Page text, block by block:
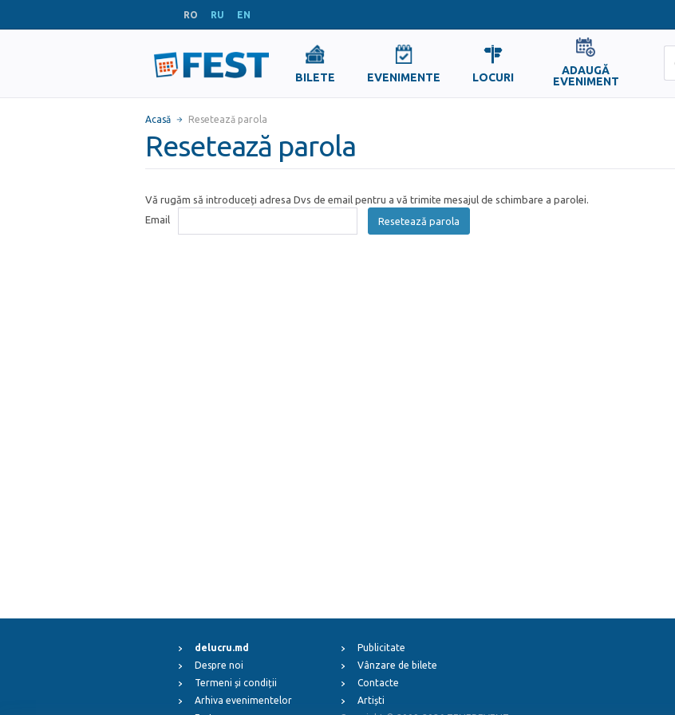
RO RU EN
BILETE EVENIMENTE LOCURI
ADAUGĂ
EVENIMENT
Acasă Resetează parola
Resetează parola
Vă rugăm să introduceți adresa Dvs de email pentru a vă trimite mesajul de schimbare a parolei.
Email
Resetează parola
delucru.md
Despre noi
Termeni și condiții
Arhiva evenimentelor
Publicitate
Vânzare de bilete
Contacte
Artiști